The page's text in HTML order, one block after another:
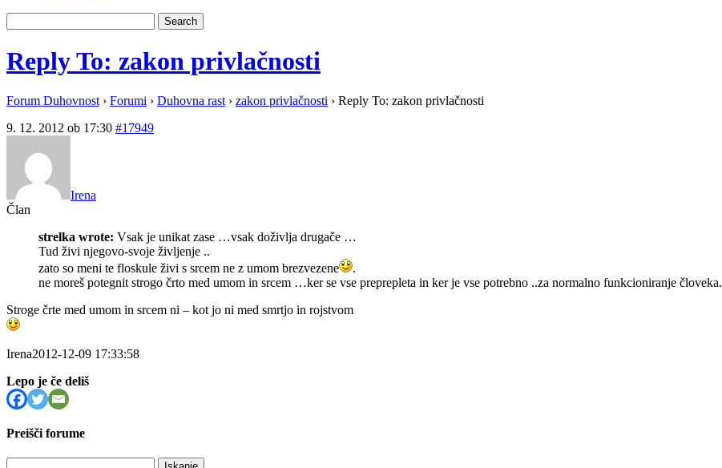
Reply To: zakon privlačnosti
Forum Duhovnost › Forumi › Duhovna rast › zakon privlačnosti › Reply To: zakon privlačnosti
9. 12. 2012 ob 17:30 #17949
Irena
Član
strelka wrote: Vsak je unikat zase …vsak doživlja drugače …
Tud živi njegovo-svoje življenje ..
zato so meni te floskule živi s srcem ne z umom brezvezene
.
ne moreš potegnit strogo črto med umom in srcem …ker se vse preprepleta in ker je vse potrebno ..za normalno funkcioniranje človeka.
Stroge črte med umom in srcem ni – kot jo ni med smrtjo in rojstvom
Irena2012-12-09 17:33:58
Lepo je če deliš
Preišči forume